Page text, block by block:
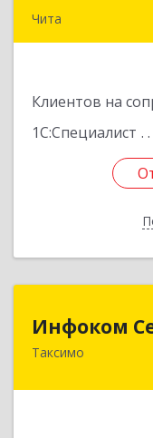
Чита
Клиентов на
1С:Специалист
Инфоком
Таксимо
671560,